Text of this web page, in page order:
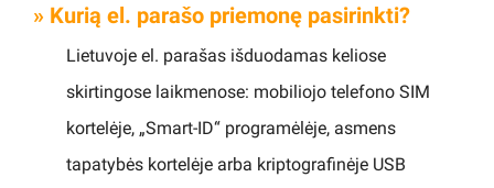
» Kurią el. parašo priemonę pasirinkti?
Lietuvoje el. parašas išduodamas keliose
skirtingose laikmenose: mobiliojo telefono SIM
kortelėje, „Smart-ID“ programėlėje, asmens
tapatybės kortelėje arba kriptografinėje USB